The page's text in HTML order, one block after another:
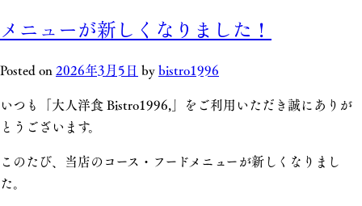
メニューが新しくなりました！
Posted on2026年3月5日 bybistro1996
いつも「大人洋食 Bistro1996,」をご利用いただき誠にありが
とうございます。
このたび、当店のコース・フードメニューが新しくなりまし
た。